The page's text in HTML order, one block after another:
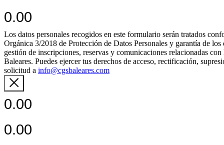
0.00
Los datos personales recogidos en este formulario serán tratados
Orgánica 3/2018 de Protección de Datos Personales y garantía de
gestión de inscripciones, reservas y comunicaciones relacionadas
Baleares. Puedes ejercer tus derechos de acceso, rectificación,
solicitud a info@cgsbaleares.com
0.00
0.00